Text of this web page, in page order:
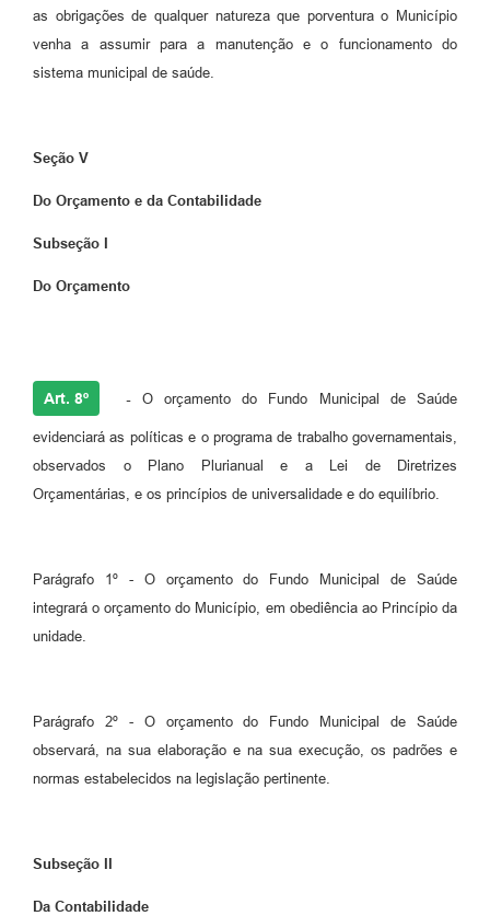
as obrigações de qualquer natureza que porventura o Município
venha a assumir para a manutenção e o funcionamento do
sistema municipal de saúde.
Seção V
Do Orçamento e da Contabilidade
Subseção I
Do Orçamento
Art. 8º - O orçamento do Fundo Municipal de Saúde
evidenciará as políticas e o programa de trabalho governamentais,
observados o Plano Plurianual e a Lei de Diretrizes
Orçamentárias, e os princípios de universalidade e do equilíbrio.
Parágrafo 1º - O orçamento do Fundo Municipal de Saúde
integrará o orçamento do Município, em obediência ao Princípio da
unidade.
Parágrafo 2º - O orçamento do Fundo Municipal de Saúde
observará, na sua elaboração e na sua execução, os padrões e
normas estabelecidos na legislação pertinente.
Subseção II
Da Contabilidade